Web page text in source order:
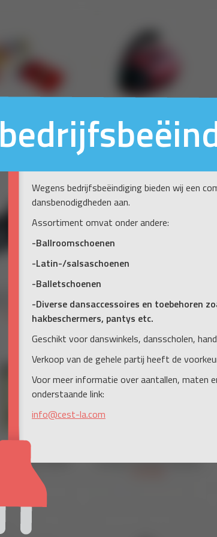
Wegens bedrijfsbeëindiging bieden wij een
dansbenodigdheden aan.
Assortiment omvat onder andere:
-Ballroomschoenen
-Latin-/salsaschoenen
-Balletschoenen
-Diverse dansaccessoires en toebehoren
hakbeschermers, pantys etc.
Geschikt voor danswinkels, dansscholen,
Verkoop van de gehele partij heeft de
Voor meer informatie over aantallen, maten
onderstaande link:
info@cest-la.com